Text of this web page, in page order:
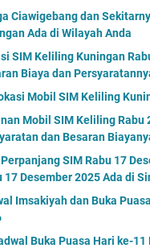
Ciawigebang dan
Ada di Wilayah Anda
SIM Keliling Kuningan
Biaya dan
Mobil SIM Keliling
Mobil SIM Keliling Rabu
dan Besaran
SIM Rabu 17
17 Desember 2025 Ada di
Imsakiyah dan Buka
Buka Puasa Hari ke-